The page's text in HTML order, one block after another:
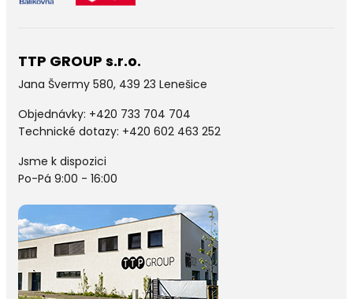
TTP GROUP s.r.o.
Jana Švermy 580, 439 23 Lenešice
Objednávky: +420 733 704 704
Technické dotazy: +420 602 463 252
Jsme k dispozici
Po-Pá 9:00 - 16:00